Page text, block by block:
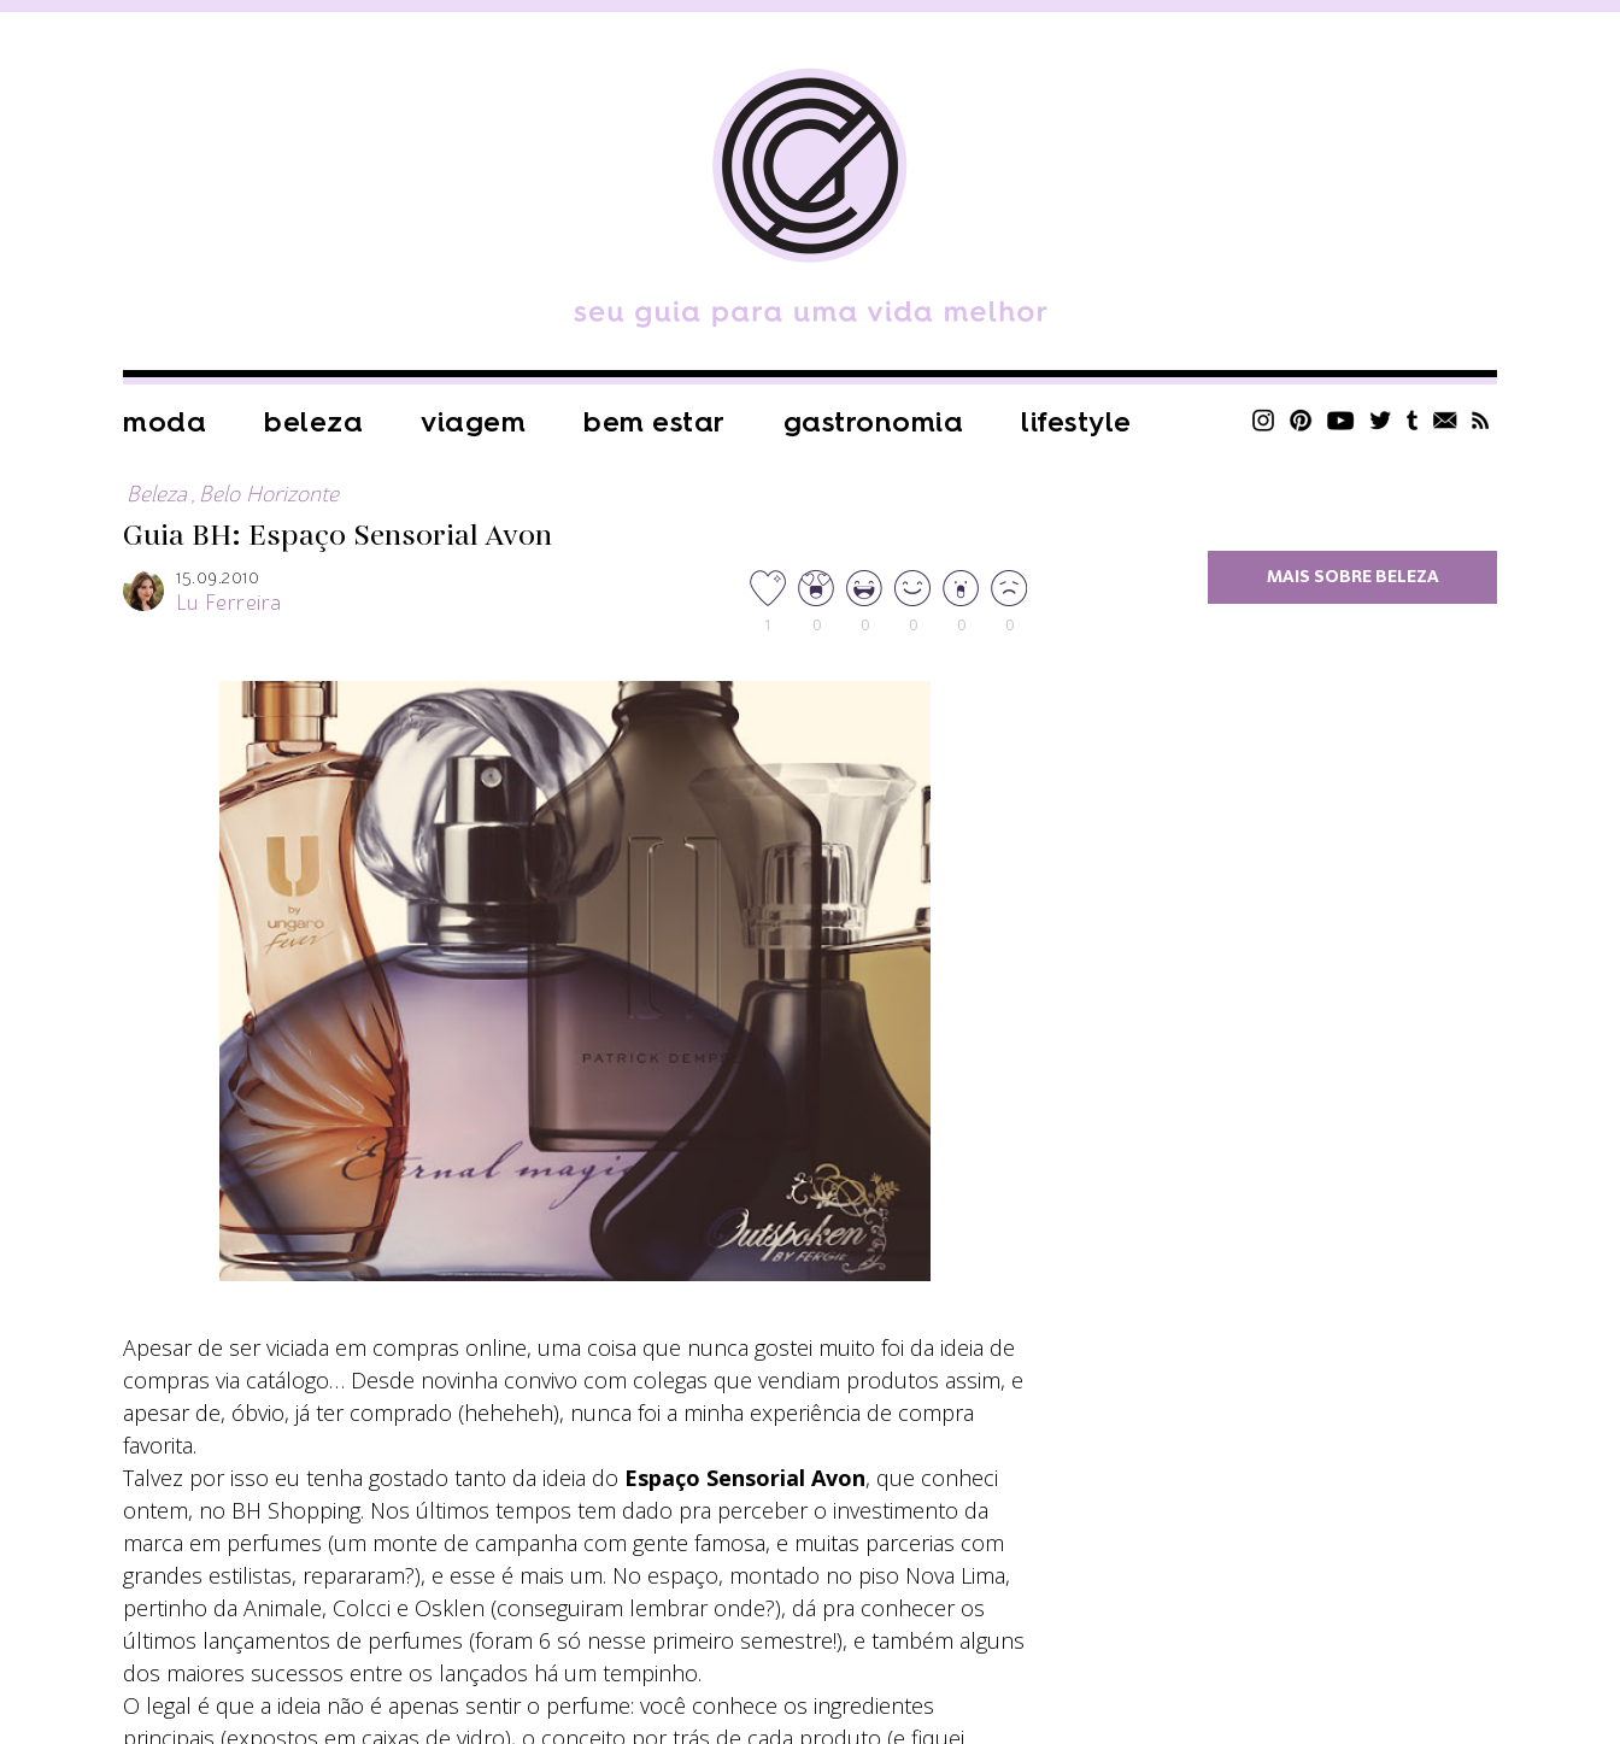
moda beleza viagem bem estar gastronomia lifestyle
Beleza , Belo Horizonte
Guia BH: Espaço Sensorial Avon
15.09.2010
Lu Ferreira
1 0 0 0 0 0
Apesar de ser viciada em compras online, uma coisa que nunca gostei muito foi da ideia de
compras via catálogo… Desde novinha convivo com colegas que vendiam produtos assim, e
apesar de, óbvio, já ter comprado (heheheh), nunca foi a minha experiência de compra
favorita.
Talvez por isso eu tenha gostado tanto da ideia do Espaço Sensorial Avon, que conheci
ontem, no BH Shopping. Nos últimos tempos tem dado pra perceber o investimento da
marca em perfumes (um monte de campanha com gente famosa, e muitas parcerias com
grandes estilistas, repararam?), e esse é mais um. No espaço, montado no piso Nova Lima,
pertinho da Animale, Colcci e Osklen (conseguiram lembrar onde?), dá pra conhecer os
últimos lançamentos de perfumes (foram 6 só nesse primeiro semestre!), e também alguns
dos maiores sucessos entre os lançados há um tempinho.
O legal é que a ideia não é apenas sentir o perfume: você conhece os ingredientes
principais (expostos em caixas de vidro), o conceito por trás de cada produto (e fiquei
MAIS SOBRE BELEZA